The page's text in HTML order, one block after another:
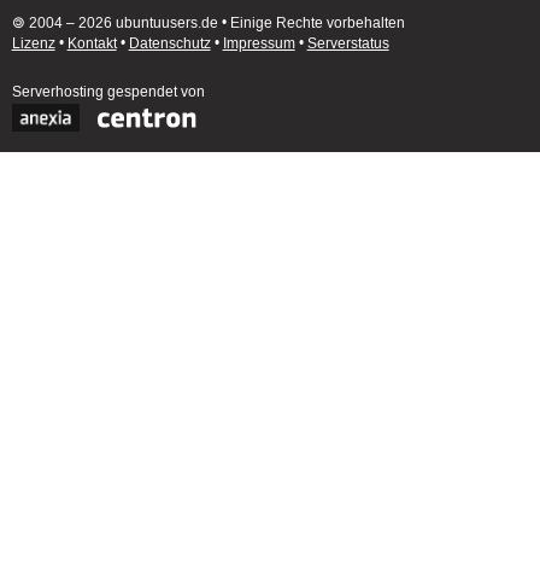
🄯 2004 – 2026 ubuntuusers.de • Einige Rechte vorbehalten
Lizenz• Kontakt• Datenschutz• Impressum• Serverstatus
Serverhosting gespendet von